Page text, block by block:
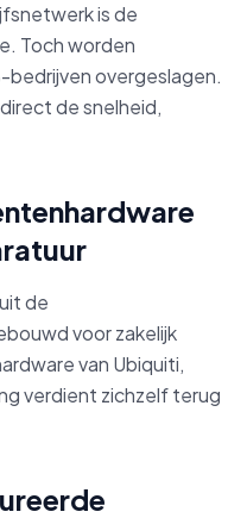
is de
Toch worden
bedrijven overgeslagen.
de snelheid,
de
voor zakelijk
van Ubiquiti,
verdient zichzelf terug